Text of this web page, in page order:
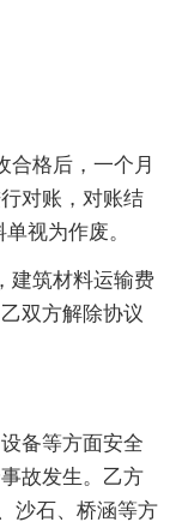
合格后，一个月
对账，对账结
视为作废。
建筑材料运输费
双方解除协议
备等方面安全
故发生。乙方
沙石、桥涵等方